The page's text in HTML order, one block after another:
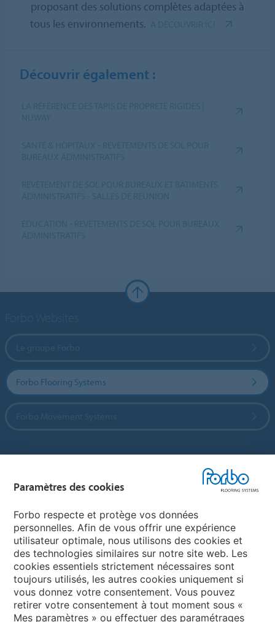
proposant des solutions complètes adaptées à
tous les environnements.
Découvrir également :
Forbo Flooring Systems
My Forbo
LEXIQUE
PLAN DU SITE
Paramètres des cookies
Forbo respecte et protège vos données
personnelles. Afin de vous offrir une expérience
utilisateur optimale, nous utilisons des cookies et
des technologies similaires sur notre site web. Les
cookies essentiels strictement nécessaires sont
toujours utilisés, les autres cookies uniquement si
vous donnez votre consentement. Vous pouvez
retirer votre consentement à tout moment sous «
Mes paramètres » ou effectuer des paramétrages